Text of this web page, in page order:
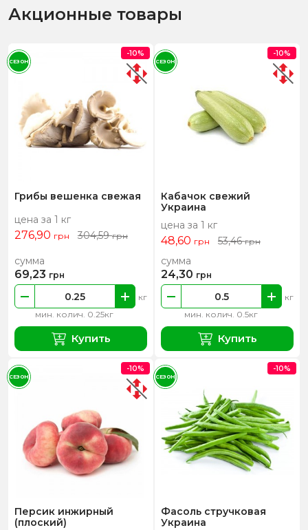
Акционные товары
Грибы вешенка свежая
цена за 1 кг
276,90 грн 304,59грн
мин. колич. 0.25кг
кг
сумма
69,23 грн
Купить
-10%
СЕЗОН
Кабачок свежий
Украина
цена за 1 кг
48,60 грн 53,46грн
мин. колич. 0.5кг
кг
сумма
24,30 грн
Купить
-10%
СЕЗОН
Персик инжирный
(плоский)
-10%
СЕЗОН
Фасоль стручковая
Украина
-10%
СЕЗОН